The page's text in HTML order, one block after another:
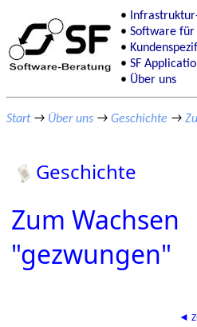
Software für
SF
Über uns
Start→ Über uns → Geschichte →
Geschichte
Zum Wachsen
"gezwungen"
◄